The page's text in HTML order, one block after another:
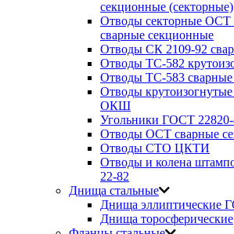
секционные (секторные)
Отводы секторные ОСТ
сварные секционные
Отводы СК 2109-92
Отводы ТС-582
Отводы ТС-583 сварные
Отводы
ОКШ
Угольники ГОСТ
Отводы ОСТ сварные
Отводы СТО ЦКТИ
Отводы и колена
22-82
Днища стальные
Днища эллиптические
Днища торосферические